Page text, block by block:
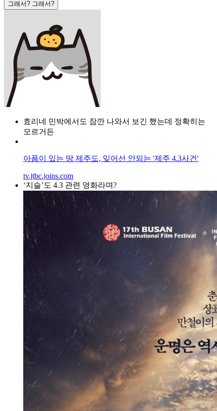
그래서? 그래서?
효리네 민박에서도 잠깐 나와서 보긴 했는데 정확히는
모르거든
아픔이 있는 땅 제주도, 잊어선 안되는 '제주 4.3사건'
tv.jtbc.joins.com
‘지슬’도 4.3 관련 영화라며?